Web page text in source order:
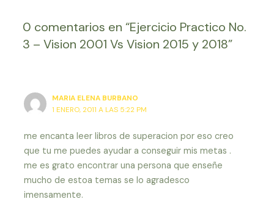
0 comentarios en “Ejercicio Practico No.
3 – Vision 2001 Vs Vision 2015 y 2018”
MARIA ELENA BURBANO
1 ENERO, 2011 A LAS 5:22 PM
me encanta leer libros de superacion por eso creo
que tu me puedes ayudar a conseguir mis metas .
me es grato encontrar una persona que enseñe
mucho de estoa temas se lo agradesco
imensamente.